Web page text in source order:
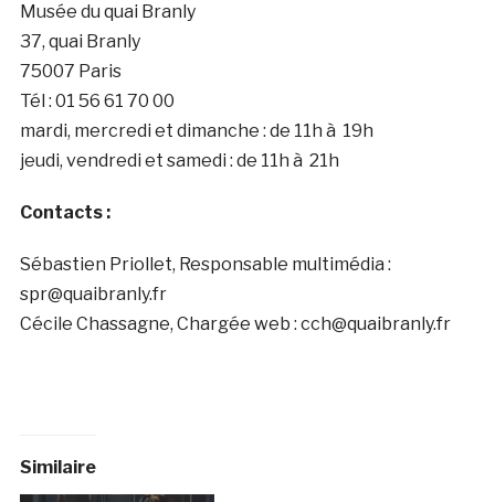
Musée du quai Branly
37, quai Branly
75007 Paris
Tél : 01 56 61 70 00
mardi, mercredi et dimanche : de 11h à 19h
jeudi, vendredi et samedi : de 11h à 21h
Contacts :
Sébastien Priollet, Responsable multimédia :
spr@quaibranly.fr
Cécile Chassagne, Chargée web : cch@quaibranly.fr
Similaire